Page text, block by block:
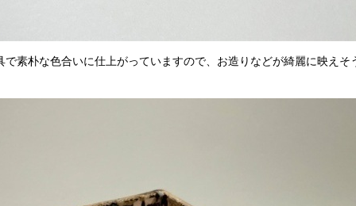
で素朴な色合いに仕上がっていますので、お造りなどが綺麗に映えそ